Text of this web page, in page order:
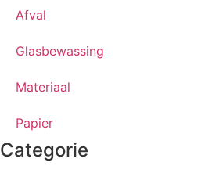
Afval
Glasbewassing
Materiaal
Papier
Categorie